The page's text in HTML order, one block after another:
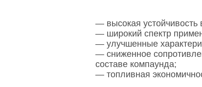
— высокая
— широкий спектр
— улучшенные
— сниженное
составе компаунда;
— топливная